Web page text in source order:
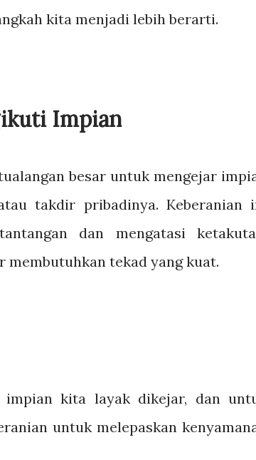
kita menjadi lebih berarti.
Impian
besar untuk mengejar
takdir pribadinya. Keberanian
dan mengatasi
membutuhkan tekad yang kuat.
impian kita layak dikejar, dan
untuk melepaskan